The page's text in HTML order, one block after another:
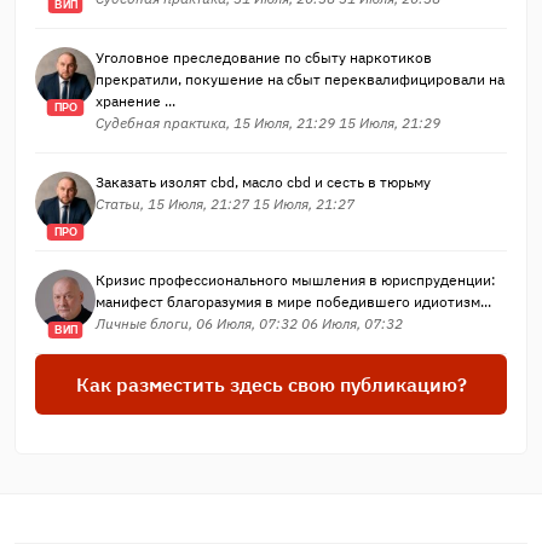
ВИП
ПРО
Уголовное преследование по сбыту наркотиков
прекратили, покушение на сбыт переквалифицировали на
хранение ...
Судебная практика, 15 Июля, 21:29 15 Июля, 21:29
ПРО
Заказать изолят cbd, масло cbd и сесть в тюрьму
Статьи, 15 Июля, 21:27 15 Июля, 21:27
ВИП
Кризис профессионального мышления в юриспруденции:
манифест благоразумия в мире победившего идиотизм...
Личные блоги, 06 Июля, 07:32 06 Июля, 07:32
Как разместить здесь свою публикацию?